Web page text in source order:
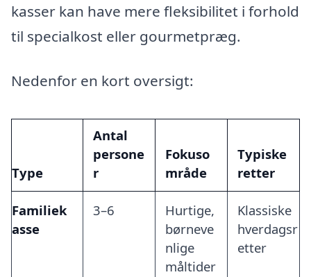
kasser kan have mere fleksibilitet i forhold
til specialkost eller gourmetpræg.
Nedenfor en kort oversigt:
Type
Antal
persone
r
Fokuso
mråde
Typiske
retter
Familiek
asse
3–6
Hurtige,
børneve
nlige
måltider
Klassiske
hverdagsr
etter